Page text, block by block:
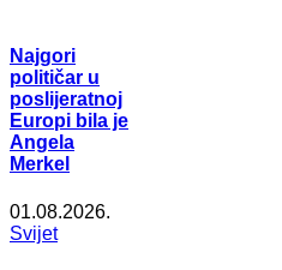
Najgori
političar u
poslijeratnoj
Europi bila je
Angela
Merkel
01.08.2026.
Svijet